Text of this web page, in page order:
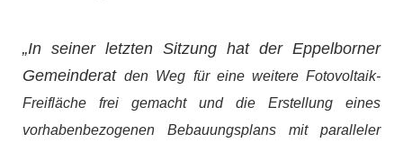
„In seiner letzten Sitzung hat der Eppelborner
Gemeinderatden Weg für eine weitere Fotovoltaik-
Freifläche frei gemacht und die Erstellung eines
vorhabenbezogenen Bebauungsplans mit paralleler